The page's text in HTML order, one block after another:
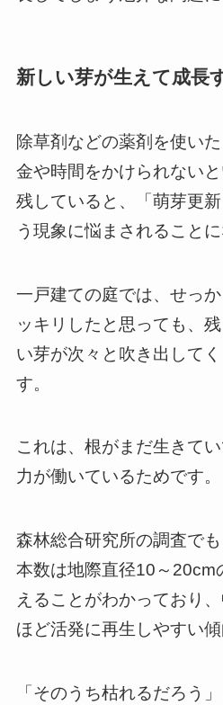
新しい芽が生えて成長
除草剤などの薬剤を使い
金や時間をかけられない
残していると、「萌芽更
う現象に悩まされることに
一戸建ての庭では、せっ
ッキリしたと思っても、
い芽が次々と吹き出して
す。
これは、根がまだ生きて
力が働いているためです。
森林総合研究所の調査で
本数は地際直径10～20cm
えることがわかっており
ほど活発に再生しやすい傾
「そのうち枯れるだろう